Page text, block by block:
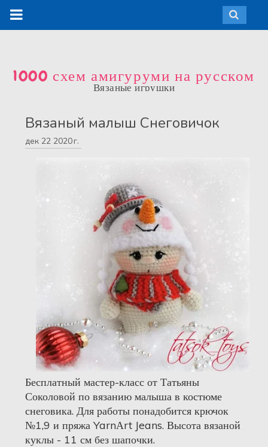
1000 схем амигуруми на русском
Вязаные игрушки
Вязаный малыш Снеговичок
дек 22 2020 г.
Бесплатный мастер-класс от Татьяны
Соколовой по вязанию малыша в костюме
снеговика. Для работы понадобится крючок
№1,9 и пряжа YarnАrt Jeans. Высота вязаной
куклы - 11 см без шапочки.